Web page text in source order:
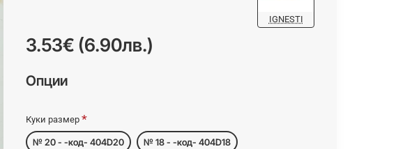
IGNESTI
3.53€ (6.90лв.)
Опции
Куки размер
№ 20 - -код- 404D20 № 18 - -код- 404D18